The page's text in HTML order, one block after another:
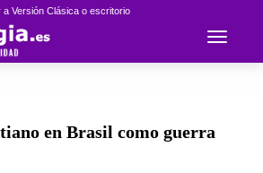
a Versión Clásica o escritorio
Toggle
en Brasil como guerra